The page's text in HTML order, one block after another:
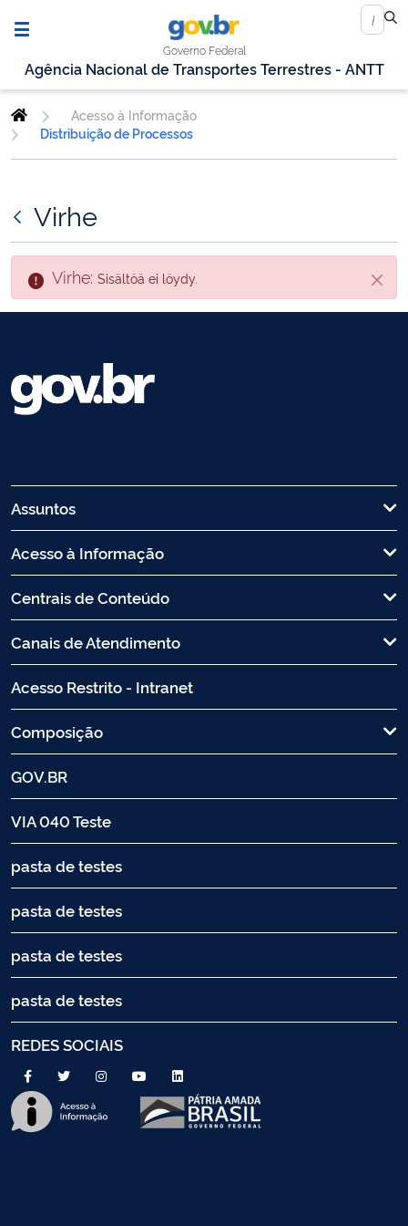
Governo Federal
Agência Nacional de Transportes Terrestres - ANTT
Acesso à Informação
Distribuição de Processos
Virhe
Sulje
Virhe: Sisältöä ei löydy.
Assuntos
Acesso à Informação
Centrais de Conteúdo
Canais de Atendimento
Acesso Restrito - Intranet
Composição
GOV.BR
VIA 040 Teste
pasta de testes
pasta de testes
pasta de testes
pasta de testes
REDES SOCIAIS